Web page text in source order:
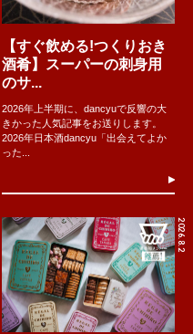
【すぐ飲める!つくりおき
酒肴】スーパーの刺身用
のサ...
2026年上半期に、dancyuで反響の大
きかった人気記事をお送りします。
2026年日本酒dancyu「出会えてよか
った...
2026.8.2